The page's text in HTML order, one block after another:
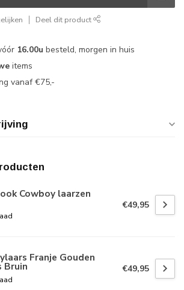
Deel dit product
16.00u besteld, morgen in huis
items
vanaf €75,-
Cowboy laarzen
€49,95
Franje Gouden
Bruin €49,95